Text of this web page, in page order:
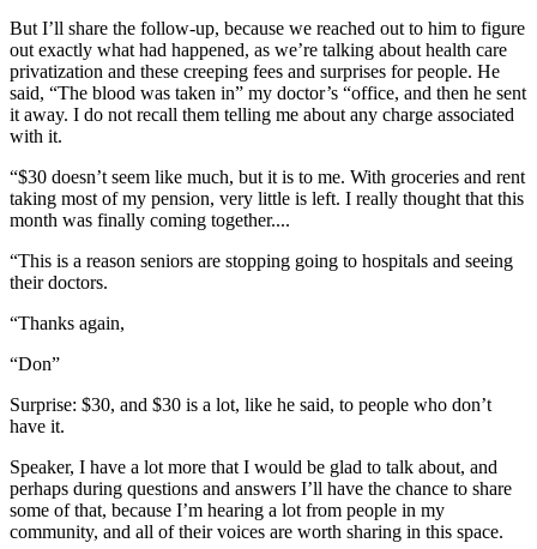
But I’ll share the follow-up, because we reached out to him to figure
out exactly what had happened, as we’re talking about health care
privatization and these creeping fees and surprises for people. He
said, “The blood was taken in” my doctor’s “office, and then he sent
it away. I do not recall them telling me about any charge associated
with it.
“$30 doesn’t seem like much, but it is to me. With groceries and rent
taking most of my pension, very little is left. I really thought that this
month was finally coming together....
“This is a reason seniors are stopping going to hospitals and seeing
their doctors.
“Thanks again,
“Don”
Surprise: $30, and $30 is a lot, like he said, to people who don’t
have it.
Speaker, I have a lot more that I would be glad to talk about, and
perhaps during questions and answers I’ll have the chance to share
some of that, because I’m hearing a lot from people in my
community, and all of their voices are worth sharing in this space.